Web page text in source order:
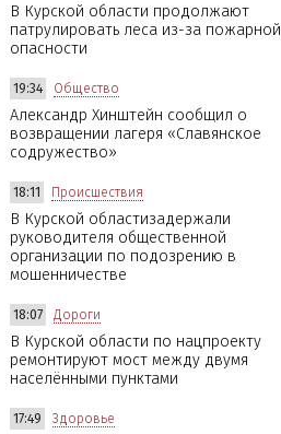
В Курской области продолжают
патрулировать леса из-за пожарной
опасности
19:34 Общество
Александр Хинштейн сообщил о
возвращении лагеря «Славянское
содружество»
18:11 Происшествия
В Курской областизадержали
руководителя общественной
организации по подозрению в
мошенничестве
18:07 Дороги
В Курской области по нацпроекту
ремонтируют мост между двумя
населёнными пунктами
17:49 Здоровье